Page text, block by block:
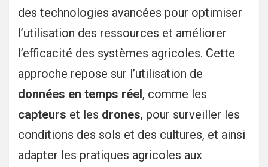
des technologies avancées pour optimiser
l’utilisation des ressources et améliorer
l’efficacité des systèmes agricoles. Cette
approche repose sur l’utilisation de
données en temps réel, comme les
capteurs et les drones, pour surveiller les
conditions des sols et des cultures, et ainsi
adapter les pratiques agricoles aux